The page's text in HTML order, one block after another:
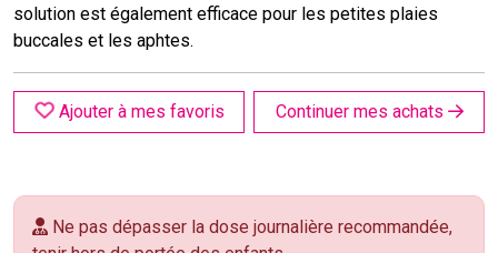
solution est également efficace pour les petites plaies
buccales et les aphtes.
Ajouter à mes favoris Continuer mes achats
Ne pas dépasser la dose journalière recommandée,